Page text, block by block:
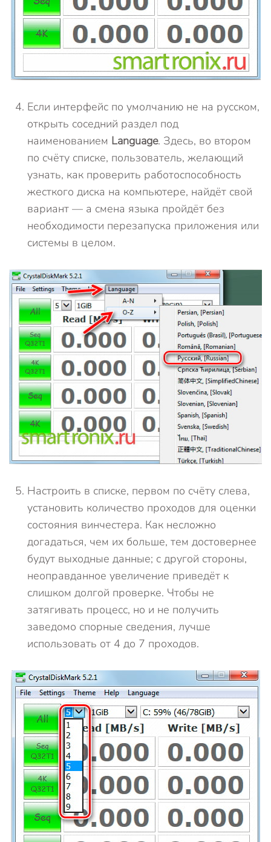
Если интерфейс по умолчанию не на русском,
открыть соседний раздел под
наименованием Language. Здесь, во втором
по счёту списке, пользователь, желающий
узнать, как проверить работоспособность
жесткого диска на компьютере, найдёт свой
вариант — а смена языка пройдёт без
необходимости перезапуска приложения или
системы в целом.
Настроить в списке, первом по счёту слева,
установить количество проходов для оценки
состояния винчестера. Как несложно
догадаться, чем их больше, тем достовернее
будут выходные данные; с другой стороны,
неоправданное увеличение приведёт к
слишком долгой проверке. Чтобы не
затягивать процесс, но и не получить
заведомо спорные сведения, лучше
использовать от 4 до 7 проходов.